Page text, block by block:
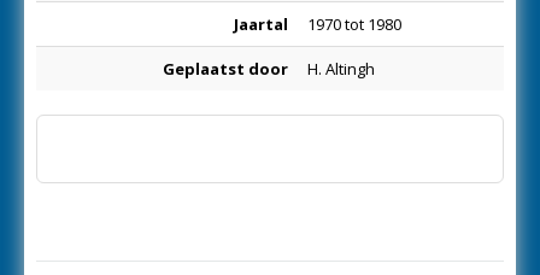
Jaartal 1970 tot 1980
Geplaatst door H. Altingh